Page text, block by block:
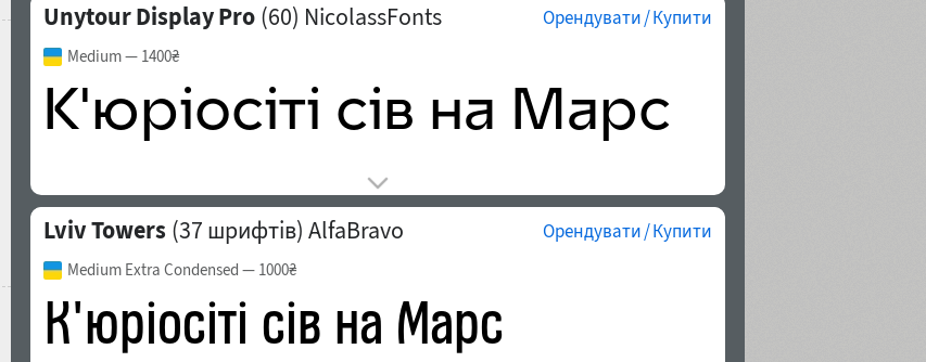
Unytour Display Pro (60) NicolassFonts Орендувати / Купити
Medium— 1400₴
Lviv Towers (37 шрифтів) AlfaBravo Орендувати / Купити
Medium Extra Condensed — 1000₴